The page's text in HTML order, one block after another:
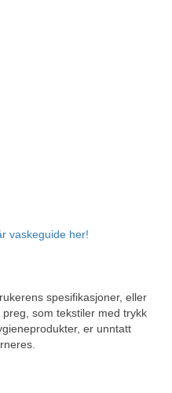
vaskeguide her!
spesifikasjoner, eller
som tekstiler med trykk
er unntatt